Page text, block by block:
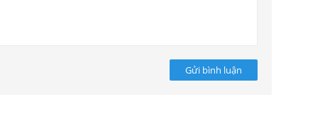
Gửi bình luận